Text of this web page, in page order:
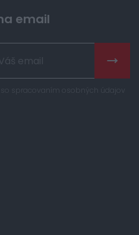
email
so spracovaním osobných údajov